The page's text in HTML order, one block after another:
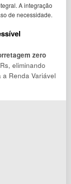
A integração
de necessidade.
zero
eliminando
Renda Variável